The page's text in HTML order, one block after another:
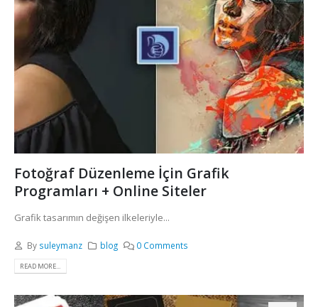
Fotoğraf Düzenleme İçin Grafik
Programları + Online Siteler
Grafik tasarımın değişen ilkeleriyle...
By suleymanz blog 0 Comments
READ MORE...